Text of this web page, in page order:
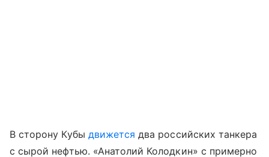
В сторону Кубы движется два российских танкера
с сырой нефтью. «Анатолий Колодкин» с примерно